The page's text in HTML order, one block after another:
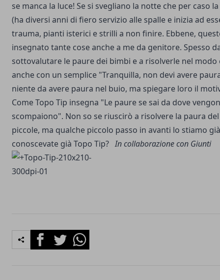
se manca la luce! Se si svegliano la notte che per caso
(ha diversi anni di fiero servizio alle spalle e inizia ad
trauma, pianti isterici e strilli a non finire. Ebbene,
insegnato tante cose anche a me da genitore. Spesso
sottovalutare le paure dei bimbi e a risolverle nel modo
anche con un semplice "Tranquilla, non devi avere
niente da avere paura nel buio, ma spiegare loro il
Come Topo Tip insegna "Le paure se sai da dove
scompaiono". Non so se riuscirò a risolvere la paura
piccole, ma qualche piccolo passo in avanti lo stiamo
conoscevate già Topo Tip?In collaborazione con Giunti
FacebookTwitterWhatsapp